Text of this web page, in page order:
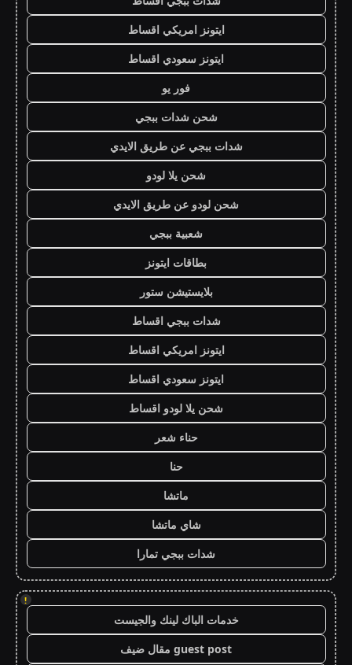
ايتونز امريكي اقساط
ايتونز سعودي اقساط
فور يو
شحن شدات ببجي
شدات ببجي عن طريق الايدي
شحن يلا لودو
شحن لودو عن طريق الايدي
شعبية ببجي
بطاقات ايتونز
بلايستيشن ستور
شدات ببجي اقساط
ايتونز امريكي اقساط
ايتونز سعودي اقساط
شحن يلا لودو اقساط
حناء شعر
حنا
ماتشا
شاي ماتشا
شدات ببجي تمارا
!
خدمات الباك لينك والجيست
guest post مقال ضيف